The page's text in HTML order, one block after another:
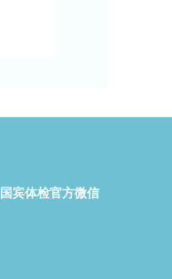
国宾体检官方微信